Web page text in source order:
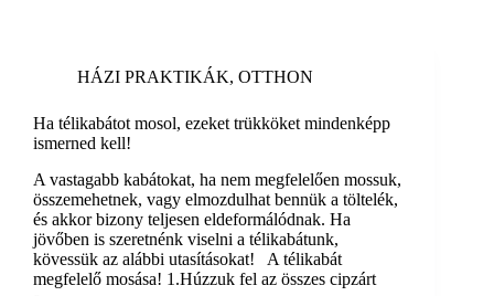
HÁZI PRAKTIKÁK, OTTHON
Ha télikabátot mosol, ezeket trükköket mindenképp
ismerned kell!
A vastagabb kabátokat, ha nem megfelelően mossuk,
összemehetnek, vagy elmozdulhat bennük a töltelék,
és akkor bizony teljesen eldeformálódnak. Ha
jövőben is szeretnénk viselni a télikabátunk,
kövessük az alábbi utasításokat! A télikabát
megfelelő mosása! 1.Húzzuk fel az összes cipzárt